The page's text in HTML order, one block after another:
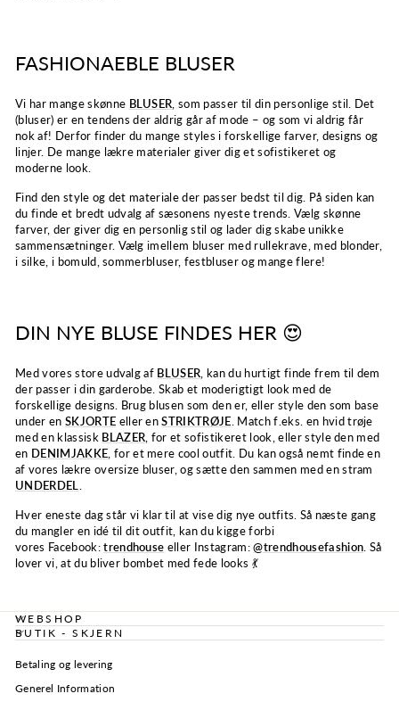
FASHIONAEBLE BLUSER
Vi har mange skønne BLUSER , som passer til din personlige stil. Det
(bluser) er en tendens der aldrig går af mode – og som vi aldrig får
nok af! Derfor finder du mange styles i forskellige farver, designs og
linjer. De mange lækre materialer giver dig et sofistikeret og
moderne look.
Find den style og det materiale der passer bedst til dig. På siden kan
du finde et bredt udvalg af sæsonens nyeste trends. Vælg skønne
farver, der giver dig en personlig stil og lader dig skabe unikke
sammensætninger. Vælg imellem bluser med rullekrave, med blonder,
i silke, i bomuld, sommerbluser, festbluser og mange flere!
DIN NYE BLUSE FINDES HER 😍
Med vores store udvalg af BLUSER , kan du hurtigt finde frem til dem
der passer i din garderobe. Skab et moderigtigt look med de
forskellige designs. Brug blusen som den er, eller style den som base
under en SKJORTE eller enSTRIKTRØJE . Match f.eks. en hvid trøje
med en klassisk BLAZER , for et sofistikeret look, eller style den med
en DENIMJAKKE , for et mere cool outfit. Du kan også nemt finde en
af vores lækre oversize bluser, og sætte den sammen med en stram
UNDERDEL
Hver eneste dag står vi klar til at vise dig nye outfits. Så næste gang
du mangler en idé til dit outfit, kan du kigge forbi
vores Facebook:trendhouse eller Instagram: @trendhousefashion Så
lover vi, at du bliver bombet med fede looks 💃
WEBSHOP
BUTIK - SKJERN
Betaling og levering
Generel Information